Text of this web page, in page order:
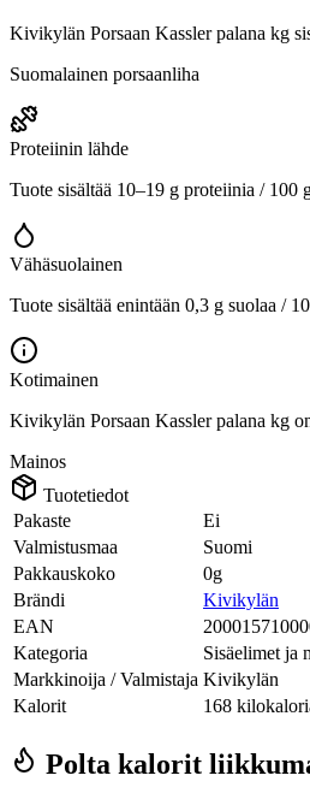
Kivikylän Porsaan Kassler palana kg
Suomalainen porsaanliha
Proteiinin lähde
Tuote sisältää 10–19 g proteiinia / 100
Vähäsuolainen
Tuote sisältää enintään 0,3 g suolaa /
Kotimainen
Kivikylän Porsaan Kassler palana kg
Mainos
Tuotetiedot
Pakaste
Ei
Valmistusmaa
Suomi
Pakkauskoko
0g
Brändi
Kivikylän
EAN
Kategoria
Sisäelimet ja
Markkinoija / Valmistaja Kivikylän
Kalorit
168
Polta kalorit